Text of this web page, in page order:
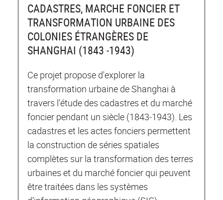
CADASTRES, MARCHE FONCIER ET
TRANSFORMATION URBAINE DES
COLONIES ÉTRANGÈRES DE
SHANGHAI (1843 ‐1943)
Ce projet propose d'explorer la
transformation urbaine de Shanghai à
travers l'étude des cadastres et du marché
foncier pendant un siècle (1843‐1943). Les
cadastres et les actes fonciers permettent
la construction de séries spatiales
complètes sur la transformation des terres
urbaines et du marché foncier qui peuvent
être traitées dans les systèmes